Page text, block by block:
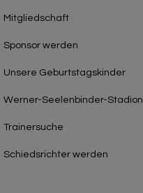
Mitgliedschaft
Sponsor werden
Unsere Geburtstagskinder
Werner-Seelenbinder-Stadion
Trainersuche
Schiedsrichter werden